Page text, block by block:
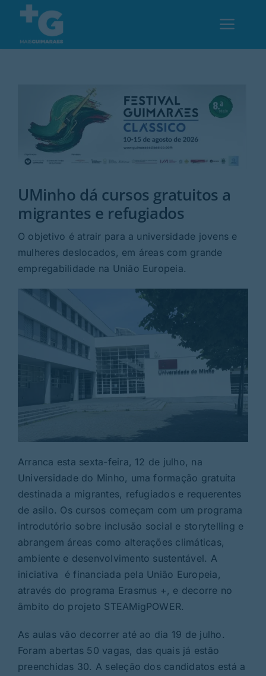
content
Desporto
Opinião
Região
Rubricas
UMinho dá cursos gratuitos a
migrantes e refugiados
O objetivo é atrair para a universidade jovens e
mulheres deslocados, em áreas com grande
empregabilidade na União Europeia.
Arranca esta sexta-feira, 12 de julho, na
Universidade do Minho, uma formação gratuita
destinada a migrantes, refugiados e requerentes
de asilo. Os cursos começam com um programa
introdutório sobre inclusão social e storytelling e
abrangem áreas como alterações climáticas,
ambiente e desenvolvimento sustentável. A
iniciativa é financiada pela União Europeia,
através do programa Erasmus +, e decorre no
âmbito do projeto STEAMigPOWER.
As aulas vão decorrer até ao dia 19 de julho.
Foram abertas 50 vagas, das quais já estão
preenchidas 30. A seleção dos candidatos está a